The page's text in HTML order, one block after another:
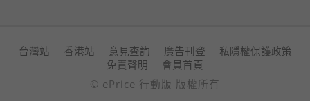
台灣站 香港站 意見查詢 廣告刊登
私隱權保護政策
免責聲明
會員首頁
© ePrice 行動版 版權所有